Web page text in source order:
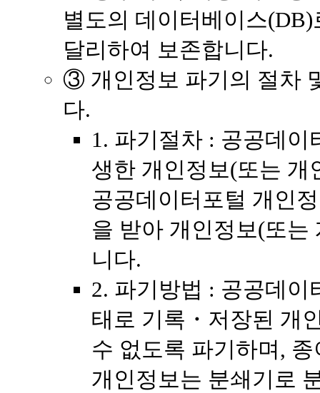
별도의 데이터베이스
달리하여 보존합니다.
③ 개인정보 파기의 절차
다.
1. 파기절차 : 공공데
생한 개인정보(또는 개
공공데이터포털 개인
을 받아 개인정보(또는
니다.
2. 파기방법 : 공공데이
태로 기록・저장된 개
수 없도록 파기하며,
개인정보는 분쇄기로